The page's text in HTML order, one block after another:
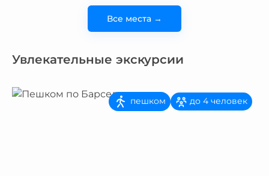
Все места →
Увлекательные экскурсии
пешком до 4 человек